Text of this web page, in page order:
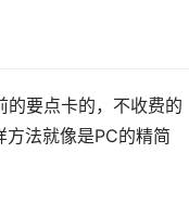
的要点卡的，不收费的
法就像是PC的精简